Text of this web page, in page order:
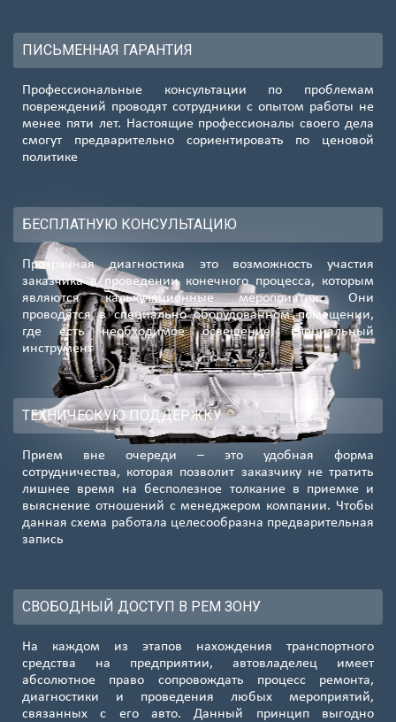
ПИСЬМЕННАЯ ГАРАНТИЯ
Профессиональные консультации по проблемам
повреждений проводят сотрудники с опытом работы не
менее пяти лет. Настоящие профессионалы своего дела
смогут предварительно сориентировать по ценовой
политике
БЕСПЛАТНУЮ КОНСУЛЬТАЦИЮ
Прозрачная диагностика это возможность участия
заказчика в проведении конечного процесса, которым
являются калькуляционные мероприятия. Они
проводятся в специально оборудованном помещении,
где есть необходимое освещение, специальный
инструмент
ТЕХНИЧЕСКУЮ ПОДДЕРЖКУ
Прием вне очереди – это удобная форма
сотрудничества, которая позволит заказчику не тратить
лишнее время на бесполезное толкание в приемке и
выяснение отношений с менеджером компании. Чтобы
данная схема работала целесообразна предварительная
запись
СВОБОДНЫЙ ДОСТУП В РЕМ ЗОНУ
На каждом из этапов нахождения транспортного
средства на предприятии, автовладелец имеет
абсолютное право сопровождать процесс ремонта,
диагностики и проведения любых мероприятий,
связанных с его авто. Данный принцип выгодно